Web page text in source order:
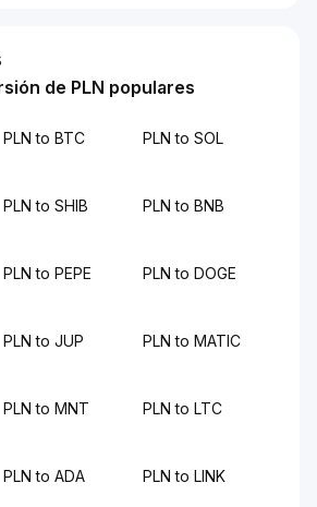
de PLN populares
PLN to BTC PLN to SOL
PLN to SHIB PLN to BNB
PLN to PEPE PLN to DOGE
PLN to JUP PLN to MATIC
PLN to MNT PLN to LTC
PLN to ADA PLN to LINK